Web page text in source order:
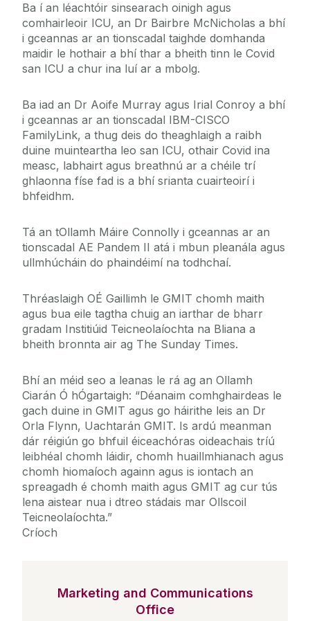
Ba í an léachtóir sinsearach oinigh agus
comhairleoir ICU, an Dr Bairbre McNicholas a bhí
i gceannas ar an tionscadal taighde domhanda
maidir le hothair a bhí thar a bheith tinn le Covid
san ICU a chur ina luí ar a mbolg.
Ba iad an Dr Aoife Murray agus Irial Conroy a bhí
i gceannas ar an tionscadal IBM-CISCO
FamilyLink, a thug deis do theaghlaigh a raibh
duine muinteartha leo san ICU, othair Covid ina
measc, labhairt agus breathnú ar a chéile trí
ghlaonna físe fad is a bhí srianta cuairteoirí i
bhfeidhm.
Tá an tOllamh Máire Connolly i gceannas ar an
tionscadal AE Pandem II atá i mbun pleanála agus
ullmhúcháin do phaindéimí na todhchaí.
Thréaslaigh OÉ Gaillimh le GMIT chomh maith
agus bua eile tagtha chuig an iarthar de bharr
gradam Institiúid Teicneolaíochta na Bliana a
bheith bronnta air ag The Sunday Times.
Bhí an méid seo a leanas le rá ag an Ollamh
Ciarán Ó hÓgartaigh: “Déanaim comhghairdeas le
gach duine in GMIT agus go háirithe leis an Dr
Orla Flynn, Uachtarán GMIT. Is ardú meanman
dár réigiún go bhfuil éiceachóras oideachais tríú
leibhéal chomh láidir, chomh huaillmhianach agus
chomh hiomaíoch againn agus is iontach an
spreagadh é chomh maith agus GMIT ag cur tús
lena aistear nua i dtreo stádais mar Ollscoil
Teicneolaíochta.”
Críoch
Marketing and Communications
Office